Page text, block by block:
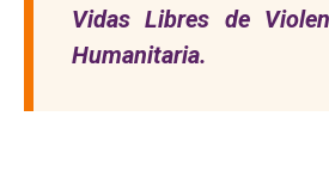
Vidas Libres de
Humanitaria.